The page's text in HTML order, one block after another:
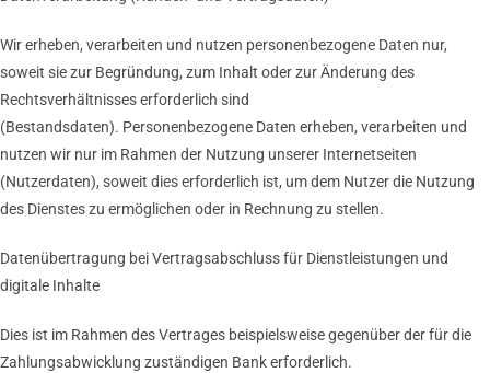
Wir erheben, verarbeiten und nutzen personenbezogene Daten nur,
soweit sie zur Begründung, zum Inhalt oder zur Änderung des
Rechtsverhältnisses erforderlich sind
(Bestandsdaten). Personenbezogene Daten erheben, verarbeiten und
nutzen wir nur im Rahmen der Nutzung unserer Internetseiten
(Nutzerdaten), soweit dies erforderlich ist, um dem Nutzer die Nutzung
des Dienstes zu ermöglichen oder in Rechnung zu stellen.
Datenübertragung bei Vertragsabschluss für Dienstleistungen und
digitale Inhalte
Dies ist im Rahmen des Vertrages beispielsweise gegenüber der für die
Zahlungsabwicklung zuständigen Bank erforderlich.